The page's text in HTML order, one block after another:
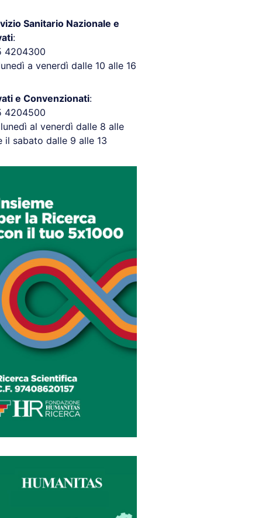
Sanitario Nazionale e
:
4204300
a venerdì dalle 10 alle 16
e Convenzionati:
4204500
al venerdì dalle 8 alle
il sabato dalle 9 alle 13